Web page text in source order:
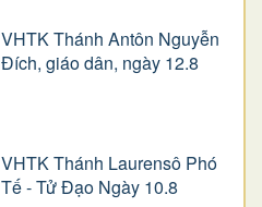
VHTK Thánh Antôn Nguyễn
Ðích, giáo dân, ngày 12.8
VHTK Thánh Laurensô Phó
Tế - Tử Đạo Ngày 10.8